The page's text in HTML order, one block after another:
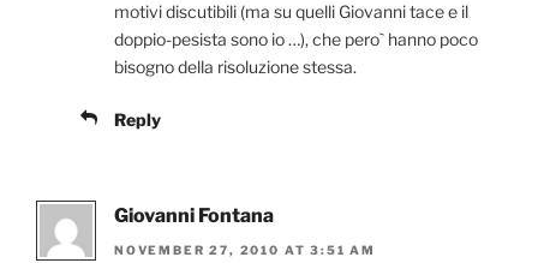
motivi discutibili (ma su quelli Giovanni tace e il
doppio-pesista sono io …), che pero` hanno poco
bisogno della risoluzione stessa.
Reply
Giovanni Fontana
NOVEMBER 27, 2010 AT 3:51 AM